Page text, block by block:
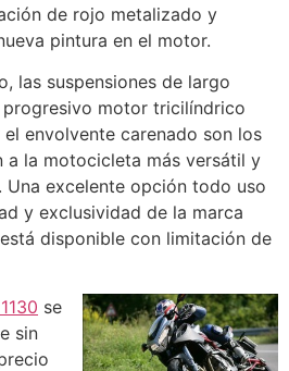
de rojo metalizado y
pintura en el motor.
las suspensiones de largo
motor tricilíndrico
envolvente carenado son los
a la motocicleta más versátil y
Una excelente opción todo uso
y exclusividad de la marca
disponible con limitación de
se
sin